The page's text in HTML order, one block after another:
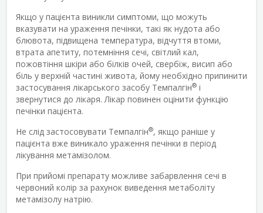
Якщо у пацієнта виникли симптоми, що можуть
вказувати на ураження печінки, такі як нудота або
блювота, підвищена температура, відчуття втоми,
втрата апетиту, потемніння сечі, світлий кал,
пожовтіння шкіри або білків очей, свербіж, висип або
біль у верхній частині живота, йому необхідно припинити
застосування лікарського засобу Темпалгін® і
звернутися до лікаря. Лікар повинен оцінити функцію
печінки пацієнта.
Не слід застосовувати Темпалгін®, якщо раніше у
пацієнта вже виникало ураження печінки в період
лікування метамізолом.
При прийомі препарату можливе забарвлення сечі в
червоний колір за рахунок виведення метаболіту
метамізолу натрію.